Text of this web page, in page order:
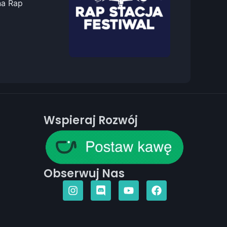
Rap
Wspieraj Rozwój
Obserwuj Nas